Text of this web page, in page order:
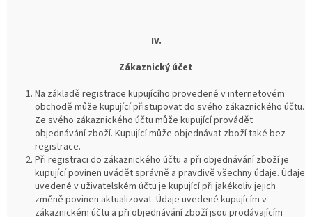
IV.
Zákaznický účet
Na základě registrace kupujícího provedené v internetovém
obchodě může kupující přistupovat do svého zákaznického účtu.
Ze svého zákaznického účtu může kupující provádět
objednávání zboží. Kupující může objednávat zboží také bez
registrace.
Při registraci do zákaznického účtu a při objednávání zboží je
kupující povinen uvádět správně a pravdivě všechny údaje. Údaje
uvedené v uživatelském účtu je kupující při jakékoliv jejich
změně povinen aktualizovat. Údaje uvedené kupujícím v
zákaznickém účtu a při objednávání zboží jsou prodávajícím